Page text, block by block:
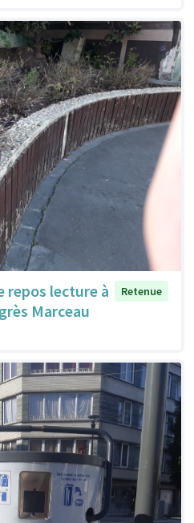
repos lecture à
Marceau
Retenue